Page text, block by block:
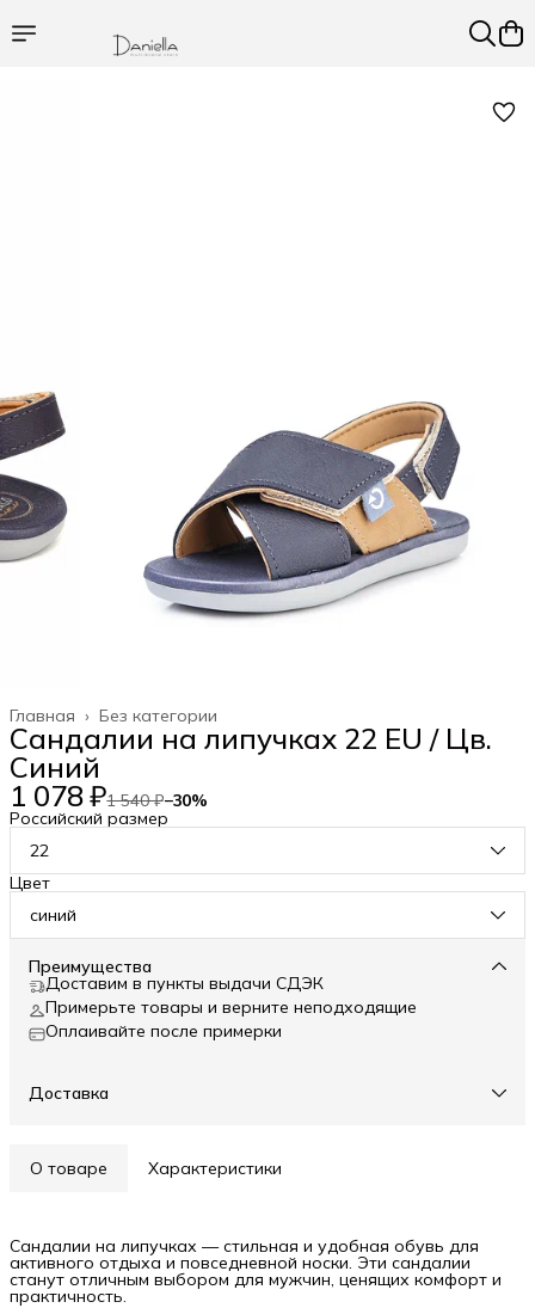
Без категории
Главная ›
Сандалии на липучках 22 EU / Цв.
Синий
1 078 ₽1 540 ₽−30%
Российский размер
22
Цвет
синий
Преимущества
Доставим в пункты выдачи СДЭК
Примерьте товары и верните неподходящие
Оплаивайте после примерки
Доставка
О товаре Характеристики
Сандалии на липучках — стильная и удобная обувь для
активного отдыха и повседневной носки. Эти сандалии
станут отличным выбором для мужчин, ценящих комфорт и
практичность.